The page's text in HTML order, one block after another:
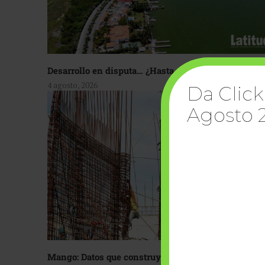
Desarrollo en disputa… ¿Hasta dónde crecer?
4 agosto, 2026
Mango: Datos que construyen confianza
Da
Agosto